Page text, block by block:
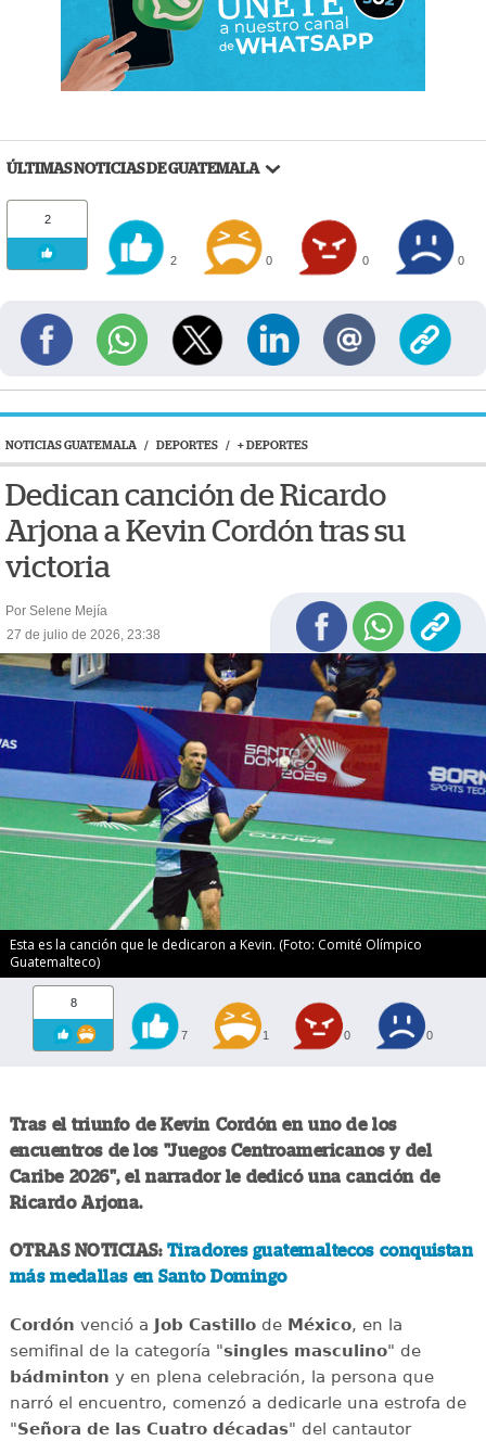
ÚLTIMAS NOTICIAS DE GUATEMALA
2
2 0 0 0
NOTICIAS GUATEMALA / DEPORTES / + DEPORTES
Dedican canción de Ricardo
Arjona a Kevin Cordón tras su
victoria
Por Selene Mejía
27 de julio de 2026, 23:38
Esta es la canción que le dedicaron a Kevin. (Foto: Comité Olímpico
Guatemalteco)
8
7 1 0 0
Tras el triunfo de Kevin Cordón en uno de los
encuentros de los "Juegos Centroamericanos y del
Caribe 2026", el narrador le dedicó una canción de
Ricardo Arjona.
OTRAS NOTICIAS: Tiradores guatemaltecos conquistan
más medallas en Santo Domingo
Cordón venció a Job CastillodeMéxico, en la
semifinal de la categoría "singles masculino" de
bádminton y en plena celebración, la persona que
narró el encuentro, comenzó a dedicarle una estrofa de
"Señora de las Cuatro décadas" del cantautor